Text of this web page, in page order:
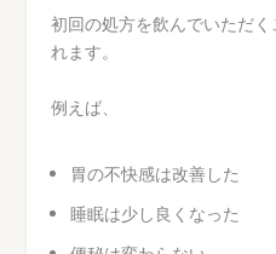
初回の処方を飲んでいただ
れます。
例えば、
胃の不快感は改善した
睡眠は少し良くなった